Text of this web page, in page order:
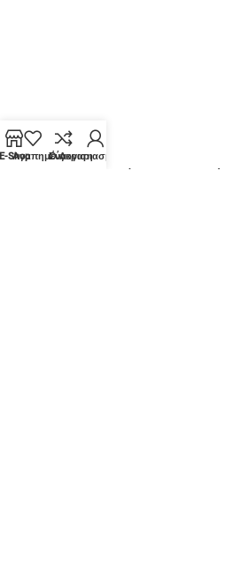
Παρουσίαση Ηλεκτρικά
Shop
ΑγαπημέναΣύγκριση
Ο Λογαριασμός μου